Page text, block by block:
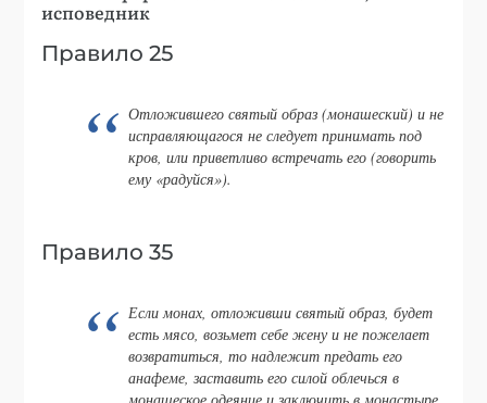
исповедник
Правило 25
Отложившего святый образ (монашеский) и не
исправляющагося не следует принимать под
кров, или приветливо встречать его (говорить
ему «радуйся»).
Правило 35
Если монах, отложивши святый образ, будет
есть мясо, возьмет себе жену и не пожелает
возвратиться, то надлежит предать его
анафеме, заставить его силой облечься в